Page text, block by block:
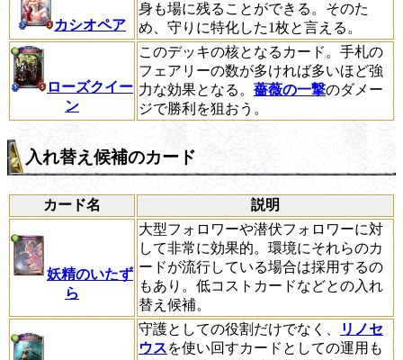
カシオペア
身も場に残ることができる。そのた
め、守りに特化した1枚と言える。
ローズクイー
ン
このデッキの核となるカード。手札の
フェアリーの数が多ければ多いほど強
力な効果となる。 薔薇の一撃のダメー
ジで勝利を狙おう。
入れ替え候補のカード
カード名 説明
妖精のいたず
ら
大型フォロワーや潜伏フォロワーに対
して非常に効果的。環境にそれらのカ
ードが流行している場合は採用するの
もあり。低コストカードなどとの入れ
替え候補。
守護としての役割だけでなく、
リノセ
ウスを使い回すカードとしての運用も